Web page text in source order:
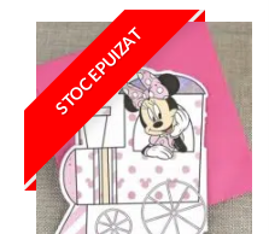
STOC EPUIZAT